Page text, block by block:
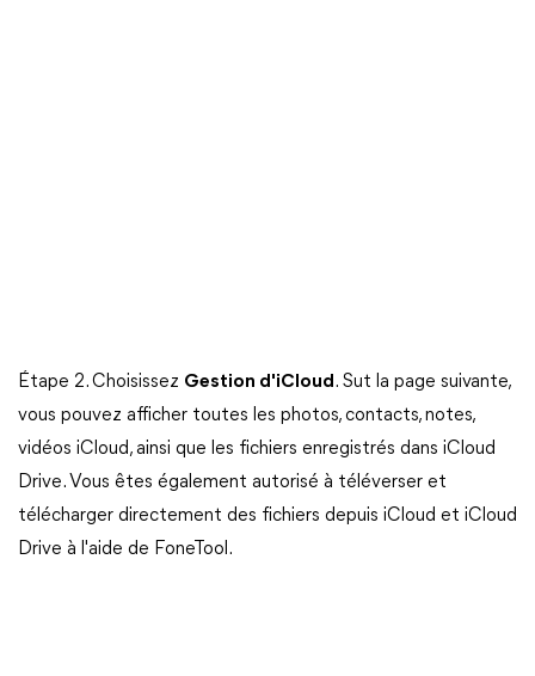
Étape 2. Choisissez Gestion d'iCloud. Sut la page suivante,
vous pouvez afficher toutes les photos, contacts, notes,
vidéos iCloud, ainsi que les fichiers enregistrés dans iCloud
Drive. Vous êtes également autorisé à téléverser et
télécharger directement des fichiers depuis iCloud et iCloud
Drive à l'aide de FoneTool.